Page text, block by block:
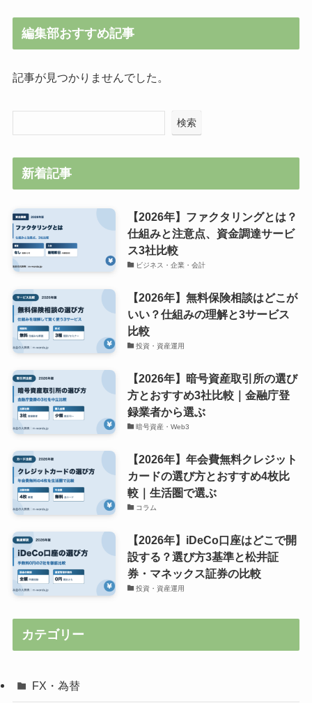
編集部おすすめ記事
記事が見つかりませんでした。
検索
新着記事
【2026年】ファクタリングとは？
仕組みと注意点、資金調達サービ
ス3社比較
ビジネス・企業・会計
【2026年】無料保険相談はどこが
いい？仕組みの理解と3サービス
比較
投資・資産運用
【2026年】暗号資産取引所の選び
方とおすすめ3社比較｜金融庁登
録業者から選ぶ
暗号資産・Web3
【2026年】年会費無料クレジット
カードの選び方とおすすめ4枚比
較｜生活圏で選ぶ
コラム
【2026年】iDeCo口座はどこで開
設する？選び方3基準と松井証
券・マネックス証券の比較
投資・資産運用
カテゴリー
FX・為替